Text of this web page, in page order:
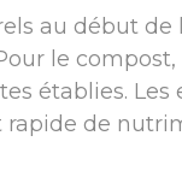
au début de
le
établies.
de